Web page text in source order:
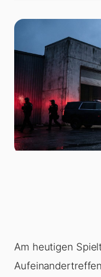
Am heutigen